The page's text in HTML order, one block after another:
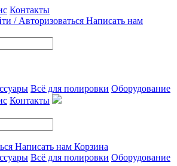
Контакты
/ Авторизоваться Написать нам
Всё для полировки Оборудование
Контакты
Написать нам Корзина
Всё для полировки Оборудование